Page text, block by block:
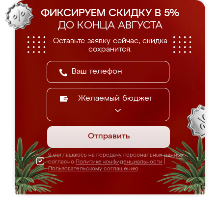
ФИКСИРУЕМ СКИДКУ В 5%
ДО КОНЦА АВГУСТА
Оставьте заявку сейчас, скидка
сохранится.
Желаемый бюджет
Отправить
Я соглашаюсь на передачу персональных данных
согласно Политике конфиденциальности
Пользовательскому соглашению